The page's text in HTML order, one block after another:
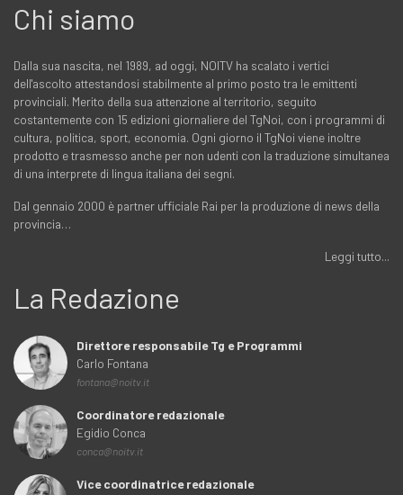
Chi siamo
Dalla sua nascita, nel 1989, ad oggi, NOITV ha scalato i vertici
dell'ascolto attestandosi stabilmente al primo posto tra le emittenti
provinciali. Merito della sua attenzione al territorio, seguito
costantemente con 15 edizioni giornaliere del TgNoi, con i programmi di
cultura, politica, sport, economia. Ogni giorno il TgNoi viene inoltre
prodotto e trasmesso anche per non udenti con la traduzione simultanea
di una interprete di lingua italiana dei segni.
Dal gennaio 2000 è partner ufficiale Rai per la produzione di news della
provincia…
Leggi tutto...
La Redazione
Direttore responsabile Tg e Programmi
Carlo Fontana
fontana@noitv.it
Coordinatore redazionale
Egidio Conca
conca@noitv.it
Vice coordinatrice redazionale